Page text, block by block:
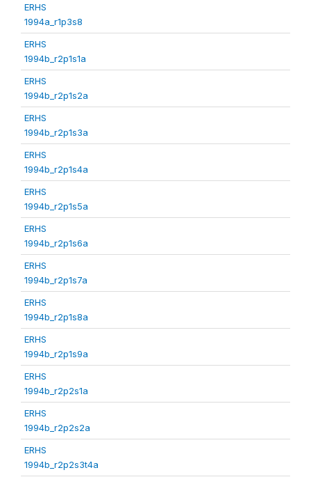
ERHS
1994a_r1p3s8
ERHS
1994b_r2p1s1a
ERHS
1994b_r2p1s2a
ERHS
1994b_r2p1s3a
ERHS
1994b_r2p1s4a
ERHS
1994b_r2p1s5a
ERHS
1994b_r2p1s6a
ERHS
1994b_r2p1s7a
ERHS
1994b_r2p1s8a
ERHS
1994b_r2p1s9a
ERHS
1994b_r2p2s1a
ERHS
1994b_r2p2s2a
ERHS
1994b_r2p2s3t4a